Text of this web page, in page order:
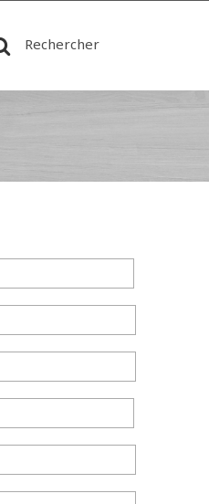
Rechercher